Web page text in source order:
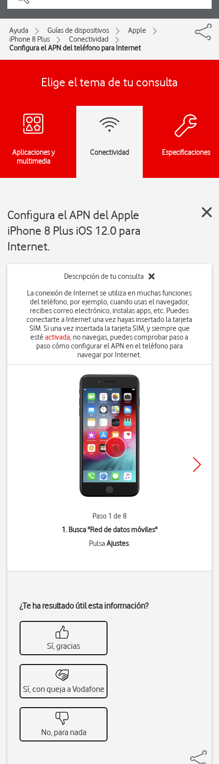
Ayuda Guías de dispositivos
Apple
iPhone 8 Plus
Conectividad
Configura el APN del teléfono para Internet
Elige el tema de tu consulta
Aplicaciones y
multimedia
Conectividad Especificaciones
Configura el APN del Apple
iPhone 8 Plus iOS 12.0 para
Internet.
Descripción de tu consulta
La conexión de Internet se utiliza en muchas funciones
del teléfono, por ejemplo, cuando usas el navegador,
recibes correo electrónico, instalas apps, etc. Puedes
conectarte a Internet una vez hayas insertado la tarjeta
SIM. Si una vez insertada la tarjeta SIM, y siempre que
estéactivada, no navegas, puedes comprobar paso a
paso cómo configurar el APN en el teléfono para
navegar por Internet.
Paso 1 de 8
1. Busca "Red de datos móviles"
PulsaAjustes.
¿Te ha resultado útil esta información?
Sí, gracias
Sí, con queja a Vodafone
No, para nada